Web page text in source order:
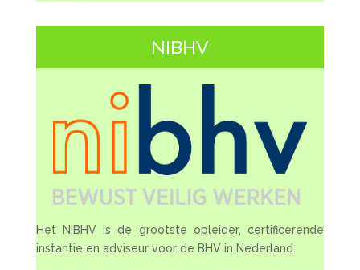
NIBHV
Het NIBHV is de grootste opleider, certificerende
instantie en adviseur voor de BHV in Nederland.